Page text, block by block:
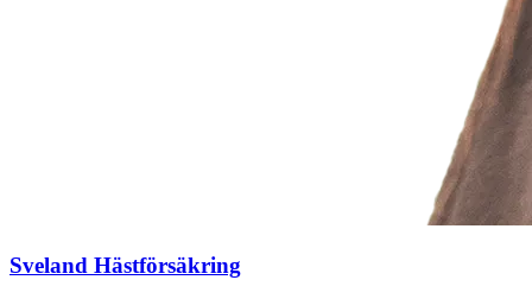
Sveland Hästförsäkring